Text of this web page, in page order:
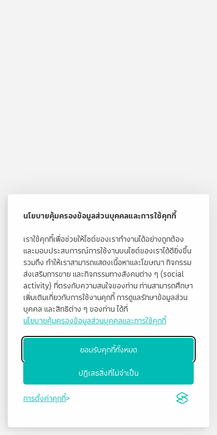
นโยบายคุ้มครองข้อมูลส่วนบุคคลและการใช้คุกกี้
เราใช้คุกกี้เพื่อช่วยให้ไซต์ของเราทำงานได้อย่างถูกต้อง
และมอบประสบการณ์การใช้งานบนไซต์ของเราได้ดียิ่งขึ้น
รวมถึง ทำให้เราสามารถแสดงเนื้อหาและโฆษณา กิจกรรม
ส่งเสริมการขาย และกิจกรรมทางสังคมต่าง ๆ (social
activity) ที่ตรงกับความสนใจของท่าน ท่านสามารถศึกษา
เพิ่มเติมเกี่ยวกับการใช้งานคุกกี้ การดูแลรักษาข้อมูลส่วน
บุคคล และสิทธิต่าง ๆ ของท่าน ได้ที่
นโยบายคุ้มครองข้อมูลส่วนบุคคลและการใช้คุกกี้
ยอมรับคุกกี้ทั้งหมด
ปฏิเสธสิ่งที่ไม่จำเป็น
การตั้งค่าคุกกี้